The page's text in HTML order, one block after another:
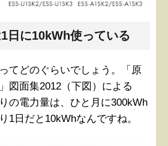
日に10kWh使っている
てどのぐらいでしょう。「原
図面集2012（下図）による
の電力量は、ひと月に300kWh
1日だと10kWhなんですね。